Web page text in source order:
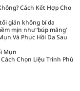
Cách Kết Hợp Cho
giản không bí da
mịn như ‘búp măng’
Và Phục Hồi Da Sau
Mụn
Chọn Liệu Trình Phù